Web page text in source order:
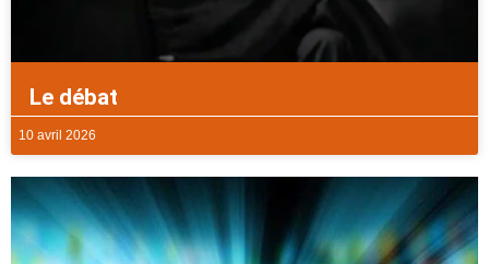
Le débat
10 avril 2026